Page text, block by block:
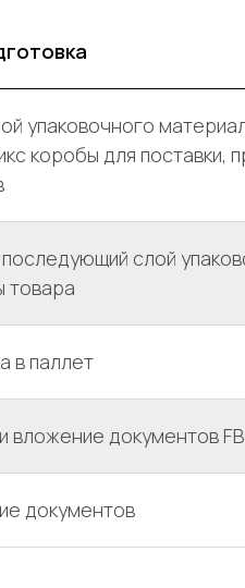
упаковочного
коробы для поставки,
слой
товара
в паллет
вложение документов
документов